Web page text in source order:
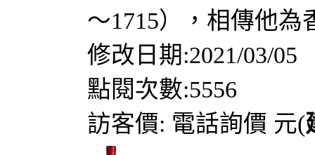
～1715），相傳他
修改日期:2021/03/05
點閱次數:5556
訪客價: 電話詢價 元(